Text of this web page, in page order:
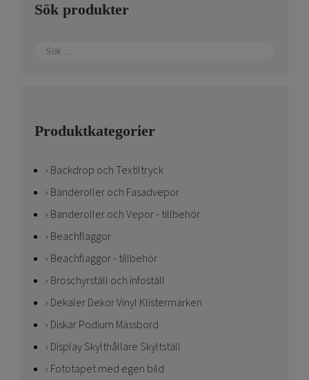
Sök produkter
Produktkategorier
Backdrop och Textiltryck
Banderoller och Fasadvepor
Banderoller och Vepor - tillbehör
Beachflaggor
Beachflaggor - tillbehör
Broschyrställ och infoställ
Dekaler Dekor Vinyl Klistermärken
Diskar Podium Mässbord
Display Skylthållare Skyltställ
Fototapet med egen bild